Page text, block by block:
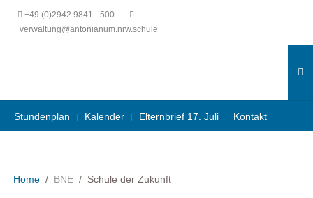
+49 (0)2942 9841 - 500
verwaltung@antonianum.nrw.schule
Stundenplan Kalender Elternbrief 17. Juli Kontakt
Home BNE Schule der Zukunft